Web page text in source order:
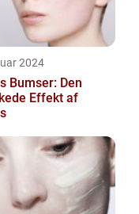
2024
Bumser: Den
Effekt af